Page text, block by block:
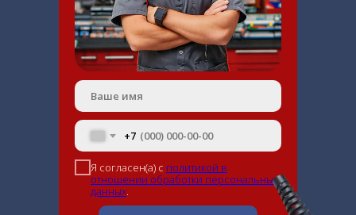
+7
Я согласен(а) с политикой в
отношении обработки персональных
данных